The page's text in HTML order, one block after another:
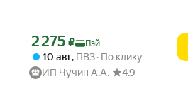
Цена с картой Яндекс Пэй 2275 ₽
2 275 ₽ Пэй
10 авг, ПВЗ По клику
ИП Чучин А.А.
4.9